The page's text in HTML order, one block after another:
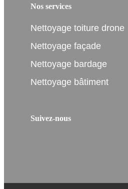
Nos services
Nettoyage toiture drone
Nettoyage façade
Nettoyage bardage
Nettoyage bâtiment
Suivez-nous